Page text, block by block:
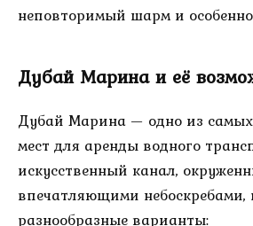
неповторимый шарм и
Дубай Марина и её
Дубай Марина — одно из
мест для аренды водного
искусственный канал,
впечатляющими небоскребами,
разнообразные варианты: